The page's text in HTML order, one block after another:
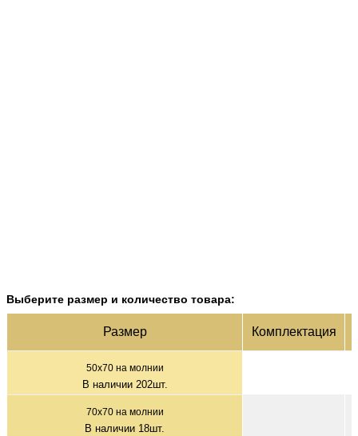
Выберите размер и количество товара:
Раз­мер Ком­плек­тация
50х70 на молнии
В наличии 202шт.
70х70 на молнии
В наличии 18шт.